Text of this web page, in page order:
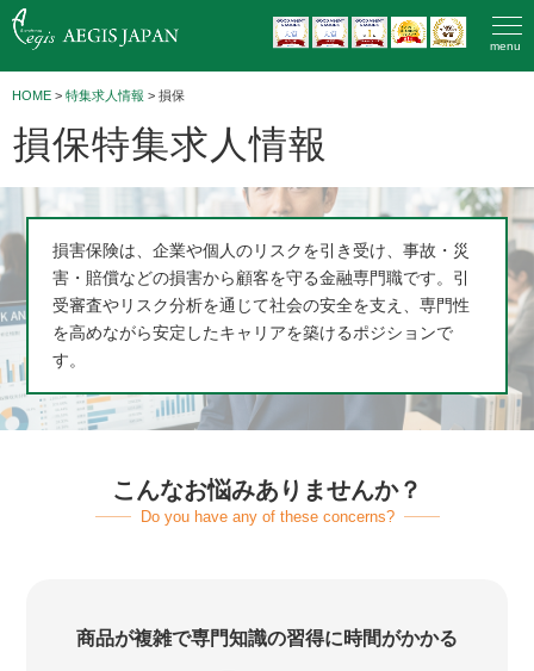
menu
HOME > 特集求人情報 > 損保
損保特集求人情報
損害保険は、企業や個人のリスクを引き受け、事故・災
害・賠償などの損害から顧客を守る金融専門職です。引
受審査やリスク分析を通じて社会の安全を支え、専門性
を高めながら安定したキャリアを築けるポジションで
す。
こんなお悩みありませんか？
Do you have any of these concerns?
商品が複雑で専門知識の習得に時間がかかる